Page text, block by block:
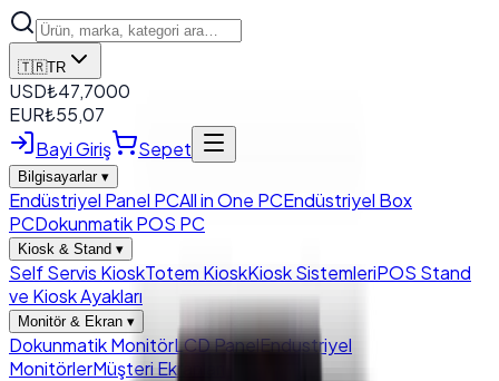
🇹🇷TR
USD₺47,7000
EUR₺55,07
Bayi Giriş
Sepet
Bilgisayarlar ▾
Endüstriyel Panel PCAll in One PCEndüstriyel Box
PCDokunmatik POS PC
Kiosk & Stand ▾
Self Servis KioskTotem KioskKiosk SistemleriPOS Stand
ve Kiosk Ayakları
Monitör & Ekran ▾
Dokunmatik MonitörLCD PanelEndustriyel
MonitörlerMüşteri Ekranları